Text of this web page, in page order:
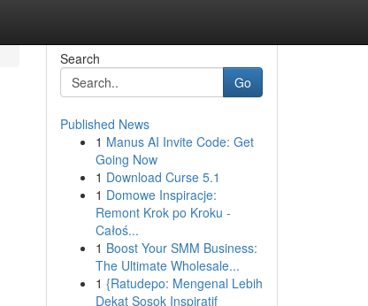
Search
Go
Published News
1 Manus AI Invite Code: Get
Going Now
1 Download Curse 5.1
1 Domowe Inspiracje:
Remont Krok po Kroku -
Całoś...
1 Boost Your SMM Business:
The Ultimate Wholesale...
1 {Ratudepo: Mengenal Lebih
Dekat Sosok Inspiratif